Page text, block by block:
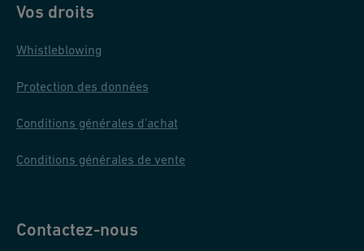
Vos droits
Whistleblowing
Protection des données
Conditions générales d'achat
Conditions générales de vente
Contactez-nous